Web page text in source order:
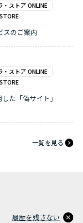
・ストア ONLINE
のご案内
・ストア ONLINE
た「偽サイト」
一覧を見る
履歴を残さない